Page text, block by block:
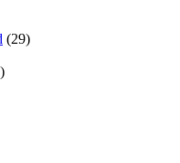
(29)